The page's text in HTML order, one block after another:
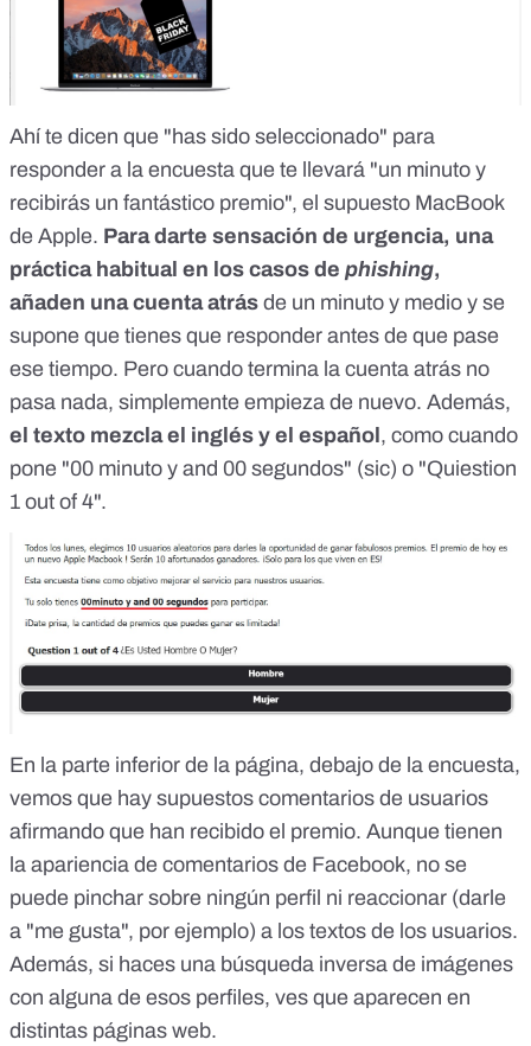
Ahí te dicen que "has sido seleccionado" para
responder a la encuesta que te llevará "un minuto y
recibirás un fantástico premio", el supuesto MacBook
de Apple. Para darte sensación de urgencia, una
práctica habitual en los casos de phishing,
añaden una cuenta atrás de un minuto y medio y se
supone que tienes que responder antes de que pase
ese tiempo. Pero cuando termina la cuenta atrás no
pasa nada, simplemente empieza de nuevo. Además,
el texto mezcla el inglés y el español , como cuando
pone "00 minuto y and 00 segundos" (sic) o "Quiestion
1 out of 4".
En la parte inferior de la página, debajo de la encuesta,
vemos que hay supuestos comentarios de usuarios
afirmando que han recibido el premio. Aunque tienen
la apariencia de comentarios de Facebook, no se
puede pinchar sobre ningún perfil ni reaccionar (darle
a "me gusta", por ejemplo) a los textos de los usuarios.
Además, si haces una búsqueda inversa de imágenes
con alguna de esos perfiles, ves que aparecen en
distintas páginas web.